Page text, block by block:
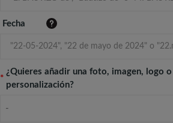
Fecha
*
¿Quieres añadir una foto, imagen, logo
personalización?
-